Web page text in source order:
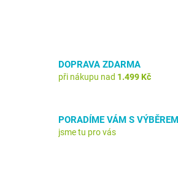
DOPRAVA ZDARMA
při nákupu nad 1.499 Kč
PORADÍME VÁM S VÝBĚREM
jsme tu pro vás